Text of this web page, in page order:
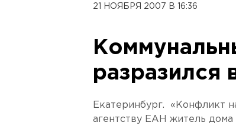
21 НОЯБРЯ 2007 В 16:36
разразился
Екатеринбург. «Конфликт
агентству ЕАН житель